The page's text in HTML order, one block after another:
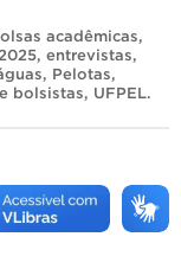
acadêmicas,
, entrevistas,
, Pelotas,
bolsistas, UFPEL.
–